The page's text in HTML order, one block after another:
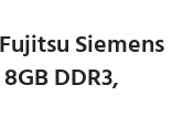
Siemens
DDR3,